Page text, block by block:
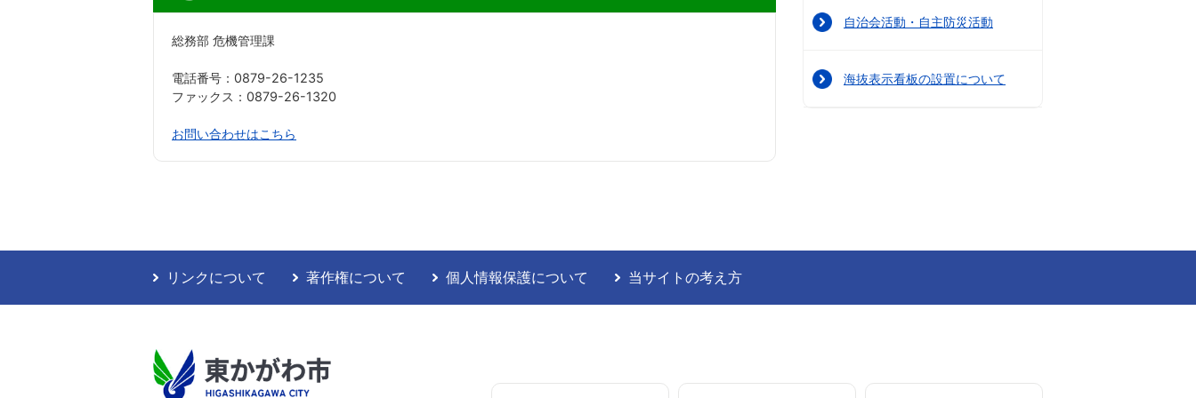
総務部 危機管理課
電話番号：0879-26-1235
ファックス：0879-26-1320
お問い合わせはこちら
自治会活動・自主防災活動
海抜表示看板の設置について
リンクについて 著作権について 個人情報保護について 当サイトの考え方